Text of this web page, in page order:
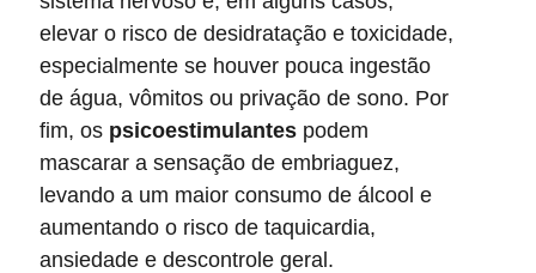
elevar o risco de desidratação e toxicidade,
especialmente se houver pouca ingestão
de água, vômitos ou privação de sono. Por
fim, os psicoestimulantes podem
mascarar a sensação de embriaguez,
levando a um maior consumo de álcool e
aumentando o risco de taquicardia,
ansiedade e descontrole geral.